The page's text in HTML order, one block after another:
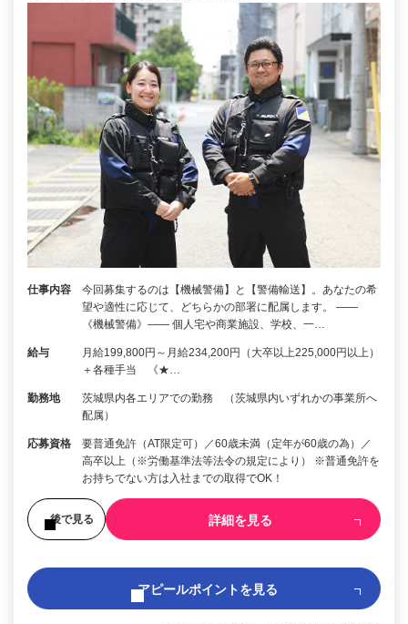
仕事内容
今回募集するのは【機械警備】と【警備輸送】。あなたの希
望や適性に応じて、どちらかの部署に配属します。 ――
《機械警備》―― 個人宅や商業施設、学校、一…
給与
月給199,800円～月給234,200円（大卒以上225,000円以上）
＋各種手当 《★…
勤務地
茨城県内各エリアでの勤務 （茨城県内いずれかの事業所へ
配属）
応募資格
要普通免許（AT限定可）／60歳未満（定年が60歳の為）／
高卒以上（※労働基準法等法令の規定により） ※普通免許を
お持ちでない方は入社までの取得でOK！
後で見る 詳細を見る
アピールポイントを見る